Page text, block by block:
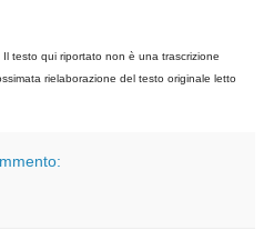
testo qui riportato non è una trascrizione
rielaborazione del testo originale letto